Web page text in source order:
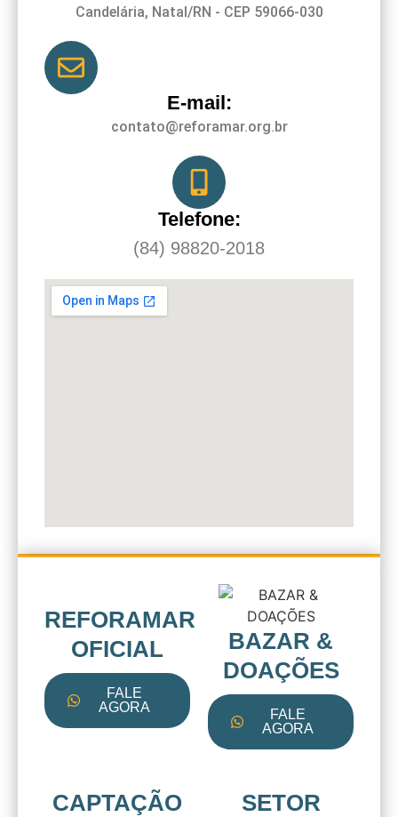
Candelária, Natal/RN - CEP 59066-030
E-mail:
contato@reforamar.org.br
Telefone:
(84) 98820-2018
REFORAMAR
OFICIAL
FALE
AGORA
BAZAR &
DOAÇÕES
FALE
AGORA
CAPTAÇÃO
SETOR